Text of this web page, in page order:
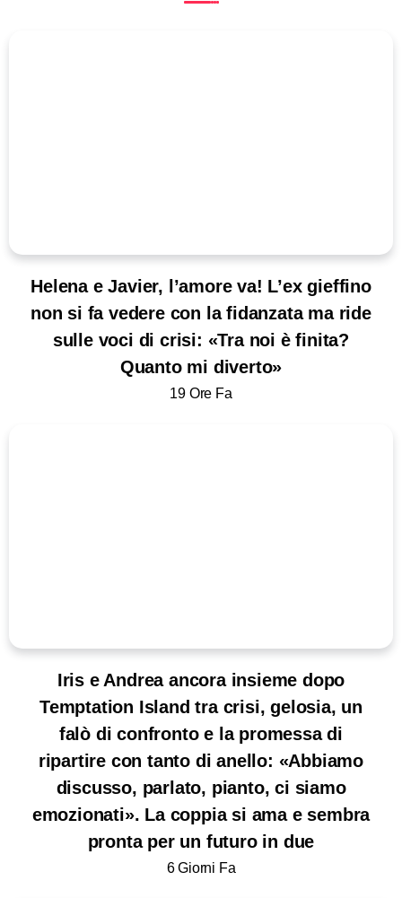
Helena e Javier, l’amore va! L’ex gieffino
non si fa vedere con la fidanzata ma ride
sulle voci di crisi: «Tra noi è finita?
Quanto mi diverto»
19 Ore Fa
Iris e Andrea ancora insieme dopo
Temptation Island tra crisi, gelosia, un
falò di confronto e la promessa di
ripartire con tanto di anello: «Abbiamo
discusso, parlato, pianto, ci siamo
emozionati». La coppia si ama e sembra
pronta per un futuro in due
6 Giorni Fa